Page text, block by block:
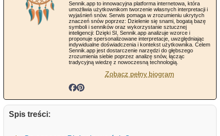
Sennik.app to innowacyjna platforma internetowa, która
umożliwia użytkownikom tworzenie własnych interpretacji i
wyjaśnień snów. Serwis pomaga w zrozumieniu ukrytych
znaczeń snów poprzez: Dzielenie się snami, bogatą bazę
symboli i senników oraz wykorzystanie sztucznej
inteligencji: Dzięki SI, Sennik.app analizuje wzorce i
proponuje spersonalizowane interpretacje, uwzględniając
indywidualne doświadczenia i kontekst użytkownika. Celem
Sennik.app jest dostarczenie narzędzi do głębszego
zrozumienia siebie poprzez analizę snów, łącząc
tradycyjną wiedzę z nowoczesną technologią.
Zobacz pełny biogram
Spis treści: